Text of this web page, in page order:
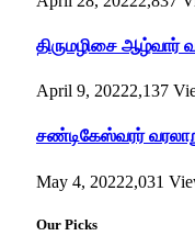
திருமழிசை ஆழ்வார்
April 9, 20222,137
சண்டிகேஸ்வரர்
May 4, 20222,031
Our Picks